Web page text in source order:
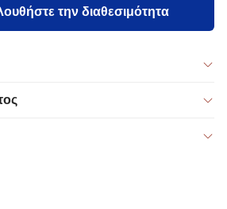
την διαθεσιμότητα